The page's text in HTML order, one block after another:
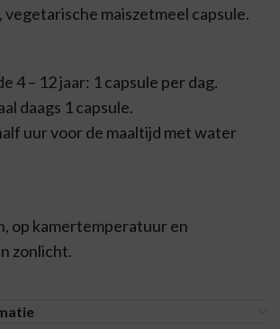
maiszetmeel capsule.
4 – 12 jaar: 1 capsule per dag.
daags 1 capsule.
uur voor de maaltijd met water
op kamertemperatuur en
zonlicht.